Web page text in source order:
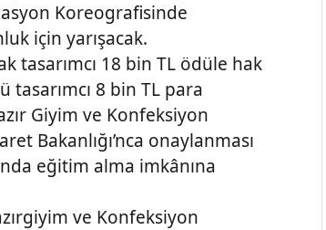
Koreografisinde
için yarışacak.
tasarımcı 18 bin TL ödüle hak
tasarımcı 8 bin TL para
Giyim ve Konfeksiyon
Bakanlığı’nca onaylanması
eğitim alma imkânına
ve Konfeksiyon